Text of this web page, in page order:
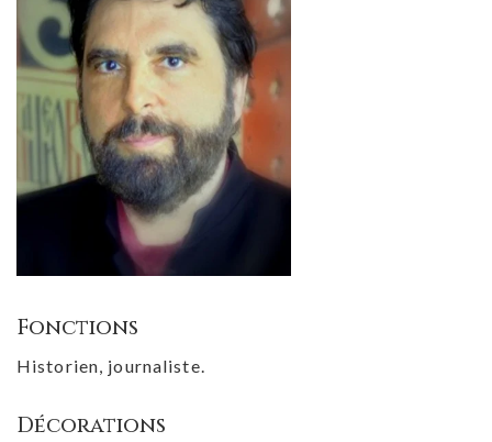
Fonctions
Historien, journaliste.
Décorations